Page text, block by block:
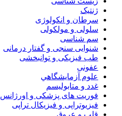
ژنتیک
سرطان و انکولوژی
سلولی و مولکولی
سم شناسی
شنوایی سنجی و گفتار درمانی
طب فیزیکی و توانبخشی
عفونی
علوم آزمايشگاهي
غدد و متابولیسم
فوریت های پزشکی و اورژانس
فیزیوتراپی و فیزیکال تراپی
قلب و عروق